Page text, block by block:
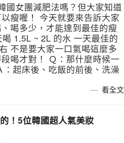
國女團減肥法嗎？但大家知道
瘦喔！ 今天就要來告訴大家
喝多少，才能達到最佳的瘦
1.5L ~ 2L 的水 一天最佳的
不是要大家一口氣喝這麼多
喝才對！ Ｑ：那什麼時候一
起床後、吃飯的前後、洗澡
看全文
！5位韓國超人氣美妝